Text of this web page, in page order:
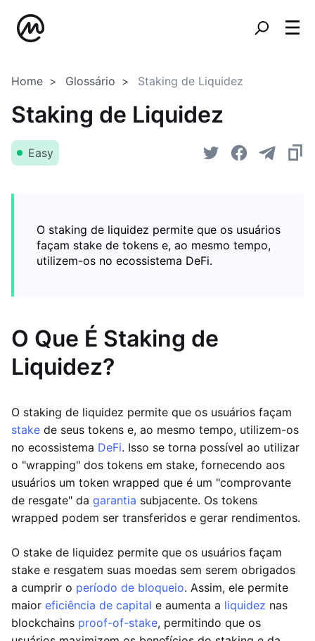
Home Glossário Staking de Liquidez
Staking de Liquidez
Easy
O staking de liquidez permite que os usuários
façam stake de tokens e, ao mesmo tempo,
utilizem-os no ecossistema DeFi.
O Que É Staking de
Liquidez?
O staking de liquidez permite que os usuários façam
stake de seus tokens e, ao mesmo tempo, utilizem-os
no ecossistema DeFi. Isso se torna possível ao utilizar
o "wrapping" dos tokens em stake, fornecendo aos
usuários um token wrapped que é um "comprovante
de resgate" da garantia subjacente. Os tokens
wrapped podem ser transferidos e gerar rendimentos.
O stake de liquidez permite que os usuários façam
stake e resgatem suas moedas sem serem obrigados
a cumprir o período de bloqueio. Assim, ele permite
maior eficiência de capital e aumenta a liquidez nas
blockchains proof-of-stake, permitindo que os